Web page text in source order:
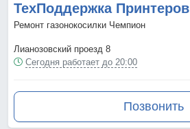
ТехПоддержка Принтеров
Ремонт газонокосилки Чемпион
Лианозовский проезд 8
Сегодня работает до 20:00
Позвонить